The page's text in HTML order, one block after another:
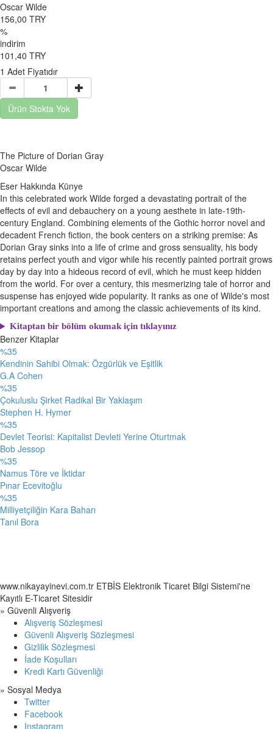
Oscar Wilde
156,00 TRY
%
indirim
101,40 TRY
1 Adet Fiyatıdır
Ürün Stokta Yok
The Picture of Dorian Gray
Oscar Wilde
Eser Hakkında Künye
In this celebrated work Wilde forged a devastating portrait of the
effects of evil and debauchery on a young aesthete in late-19th-
century England. Combining elements of the Gothic horror novel and
decadent French fiction, the book centers on a striking premise: As
Dorian Gray sinks into a life of crime and gross sensuality, his body
retains perfect youth and vigor while his recently painted portrait grows
day by day into a hideous record of evil, which he must keep hidden
from the world. For over a century, this mesmerizing tale of horror and
suspense has enjoyed wide popularity. It ranks as one of Wilde's most
important creations and among the classic achievements of its kind.
Kitaptan bir bölüm okumak için tıklayınız
Benzer Kitaplar
%35
Kendinin Sahibi Olmak: Özgürlük ve Eşitlik
G.A Cohen
%35
Çokuluslu Şirket Radikal Bir Yaklaşım
Stephen H. Hymer
%35
Devlet Teorisi: Kapitalist Devleti Yerine Oturtmak
Bob Jessop
%35
Namus Töre ve İktidar
Pınar Ecevitoğlu
%35
Milliyetçiliğin Kara Baharı
Tanıl Bora
www.nikayayinevi.com.tr ETBİS Elektronik Ticaret Bilgi Sistemi'ne
Kayıtlı E-Ticaret Sitesidir
» Güvenli Alışveriş
Alışveriş Sözleşmesi
Güvenli Alışveriş Sözleşmesi
Gizlilik Sözleşmesi
İade Koşulları
Kredi Kartı Güvenliği
» Sosyal Medya
Twitter
Facebook
Instagram